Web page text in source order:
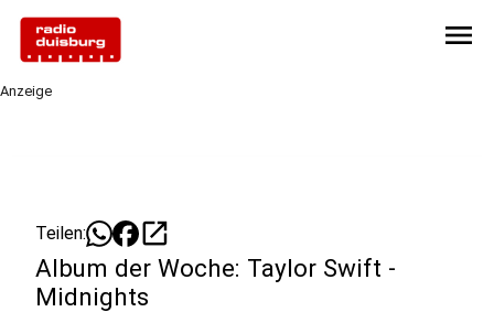
menu
Anzeige
Teilen: open_in_new
Album der Woche: Taylor Swift -
Midnights